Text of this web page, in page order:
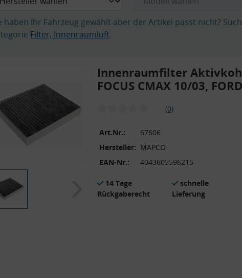
haben Ihr Fahrzeug gewählt aber der Artikel passt nicht?
Filter, Innenraumluft.
Innenraumfilter
FOCUS CMAX 10/03, FORD
(0)
Art.Nr.:
67606
Hersteller: MAPCO
EAN-Nr.:
4043605596215
14 Tage
Rückgaberecht
schnelle
Lieferung